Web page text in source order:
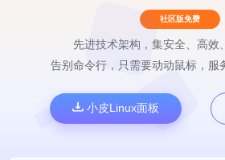
社区版免费
先进技术架构，集安全、高效
告别命令行，只需要动动鼠标，服
小皮Linux面板